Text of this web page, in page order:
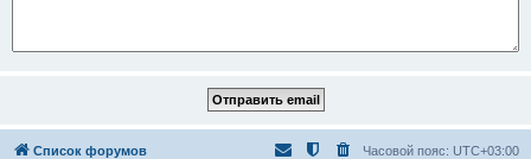
Список форумов Часовой пояс: UTC+03:00